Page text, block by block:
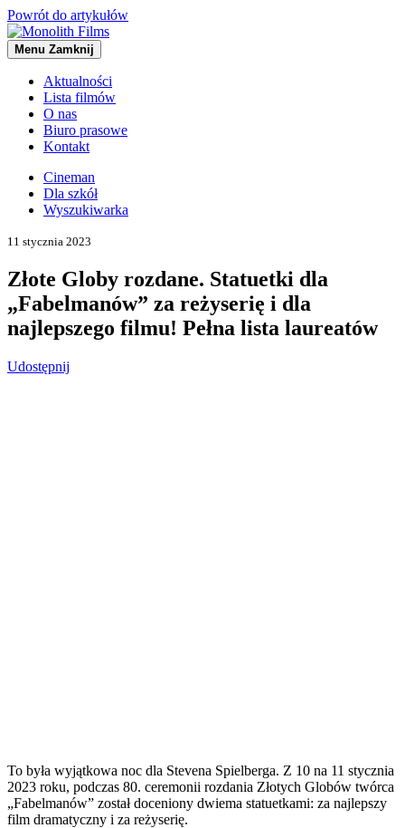
Powrót do artykułów
Menu Zamknij
Aktualności
Lista filmów
O nas
Biuro prasowe
Kontakt
Cineman
Dla szkół
Wyszukiwarka
11 stycznia 2023
Złote Globy rozdane. Statuetki dla
„Fabelmanów” za reżyserię i dla
najlepszego filmu! Pełna lista laureatów
Udostępnij
To była wyjątkowa noc dla Stevena Spielberga. Z 10 na 11 stycznia
2023 roku, podczas 80. ceremonii rozdania Złotych Globów twórca
„Fabelmanów” został doceniony dwiema statuetkami: za najlepszy
film dramatyczny i za reżyserię.